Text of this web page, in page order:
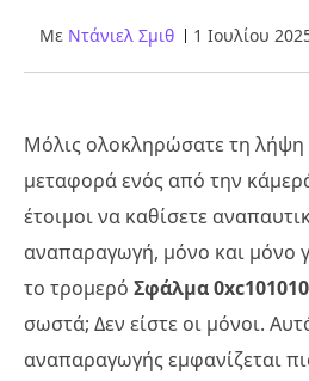
Με Ντάνιελ Σμιθ 1 Ιουλίου
Μόλις ολοκληρώσατε τη λήψη
μεταφορά ενός από την
έτοιμοι να καθίσετε
αναπαραγωγή, μόνο και μόνο
το τρομερό Σφάλμα
σωστά; Δεν είστε οι μόνοι.
αναπαραγωγής εμφανίζεται